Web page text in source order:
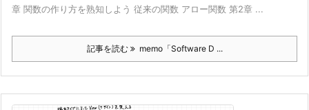
章 関数の作り方を熟知しよう 従来の関数 アロー関数 第2章 ...
記事を読む memo「Software D ...